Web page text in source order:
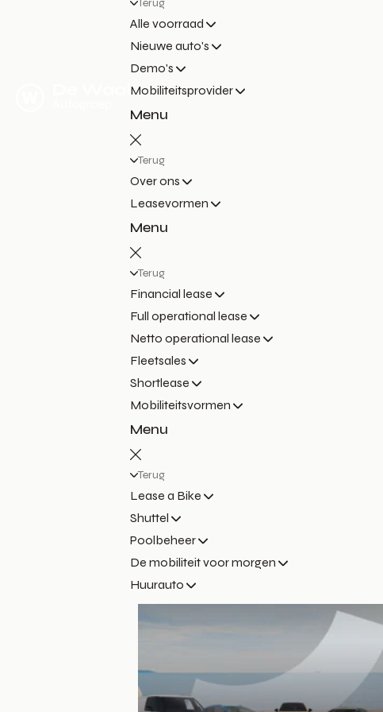
Terug
Alle voorraad
Nieuwe auto's
Demo's
Mobiliteitsprovider
Menu
Terug
Over ons
Leasevormen
Menu
Terug
Financial lease
Full operational lease
Netto operational lease
Fleetsales
Shortlease
Mobiliteitsvormen
Menu
Terug
Lease a Bike
Shuttel
Poolbeheer
De mobiliteit voor morgen
Huurauto